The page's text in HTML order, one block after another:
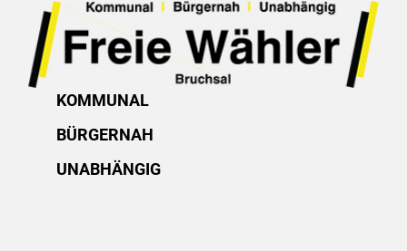
KOMMUNAL
BÜRGERNAH
UNABHÄNGIG